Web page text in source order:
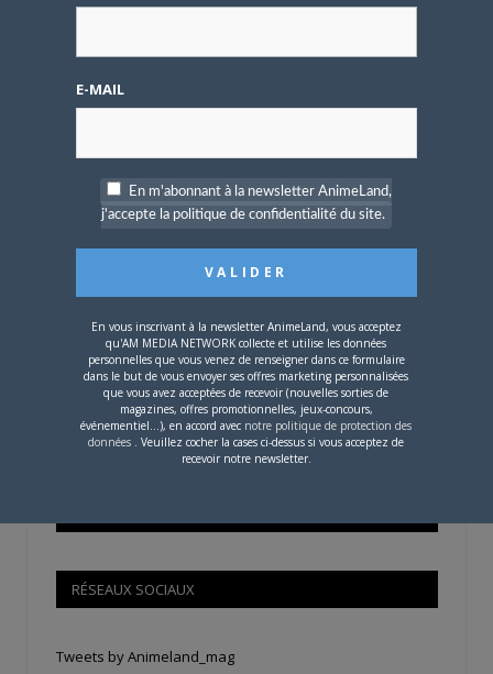
Si votre ville n'est pas dans la liste,contactez-nous!
RÉSEAUX SOCIAUX
Tweets by Animeland_mag
E-MAIL
En m'abonnant à la newsletter AnimeLand,
j'accepte la politique de confidentialité du site.
En vous inscrivant à la newsletter AnimeLand, vous acceptez
qu'AM MEDIA NETWORK collecte et utilise les données
personnelles que vous venez de renseigner dans ce formulaire
dans le but de vous envoyer ses offres marketing personnalisées
que vous avez acceptées de recevoir (nouvelles sorties de
magazines, offres promotionnelles, jeux-concours,
événementiel...), en accord avec notre politique de protection des
données . Veuillez cocher la cases ci-dessus si vous acceptez de
recevoir notre newsletter.